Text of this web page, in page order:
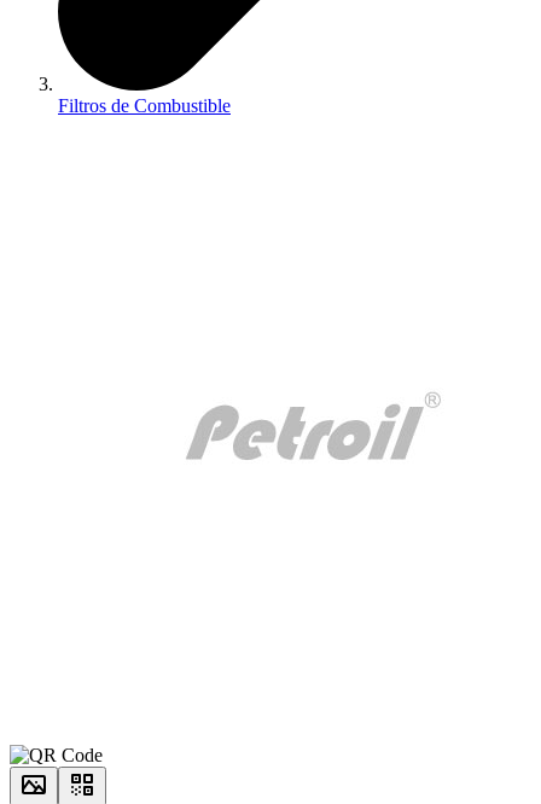
Filtros de Combustible